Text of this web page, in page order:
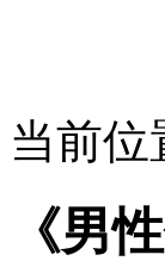
当前位
《男